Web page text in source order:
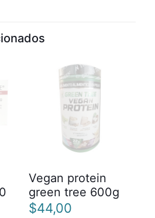
Vegan protein
green tree 600g
$44,00